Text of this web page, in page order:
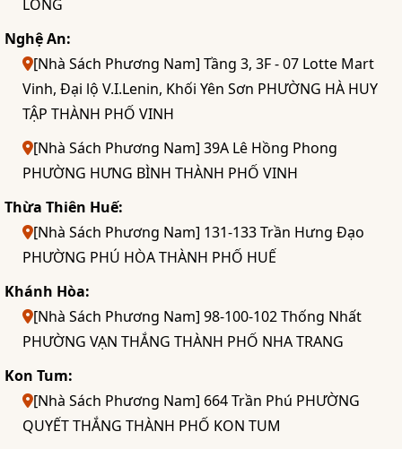
LONG
Nghệ An:
[Nhà Sách Phương Nam] Tầng 3, 3F - 07 Lotte Mart
Vinh, Đại lộ V.I.Lenin, Khối Yên Sơn PHƯỜNG HÀ HUY
TẬP THÀNH PHỐ VINH
[Nhà Sách Phương Nam] 39A Lê Hồng Phong
PHƯỜNG HƯNG BÌNH THÀNH PHỐ VINH
Thừa Thiên Huế:
[Nhà Sách Phương Nam] 131-133 Trần Hưng Đạo
PHƯỜNG PHÚ HÒA THÀNH PHỐ HUẾ
Khánh Hòa:
[Nhà Sách Phương Nam] 98-100-102 Thống Nhất
PHƯỜNG VẠN THẮNG THÀNH PHỐ NHA TRANG
Kon Tum:
[Nhà Sách Phương Nam] 664 Trần Phú PHƯỜNG
QUYẾT THẮNG THÀNH PHỐ KON TUM